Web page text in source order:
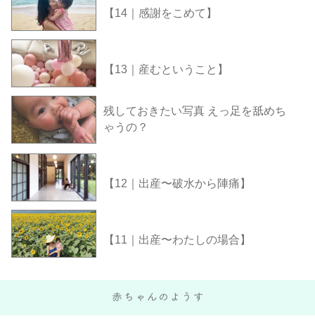
【14｜感謝をこめて】
【13｜産むということ】
残しておきたい写真 えっ足を舐めち
ゃうの？
【12｜出産〜破水から陣痛】
【11｜出産〜わたしの場合】